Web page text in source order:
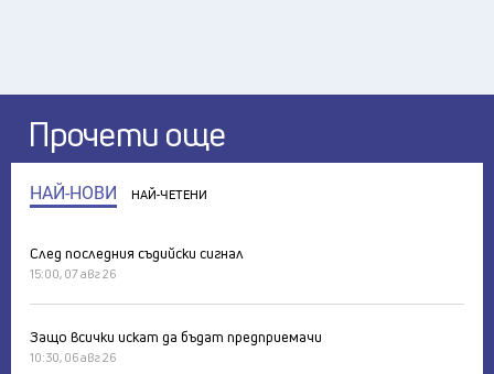
Прочети още
НАЙ-НОВИ НАЙ-ЧЕТЕНИ
След последния съдийски сигнал
15:00, 07 авг 26
Защо всички искат да бъдат предприемачи
10:30, 06 авг 26